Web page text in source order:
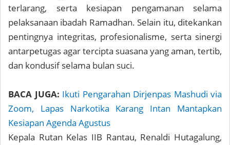
terlarang, serta kesiapan pengamanan selama
pelaksanaan ibadah Ramadhan. Selain itu, ditekankan
pentingnya integritas, profesionalisme, serta sinergi
antarpetugas agar tercipta suasana yang aman, tertib,
dan kondusif selama bulan suci.
BACA JUGA: Ikuti Pengarahan Dirjenpas Mashudi via
Zoom, Lapas Narkotika Karang Intan Mantapkan
Kesiapan Agenda Agustus
Kepala Rutan Kelas IIB Rantau, Renaldi Hutagalung,